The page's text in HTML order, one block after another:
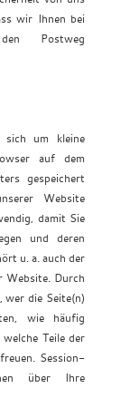
wir Ihnen bei
Postweg
sich um kleine
auf dem
gespeichert
Website
damit Sie
und deren
u. a. auch der
Website. Durch
wer die Seite(n)
wie häufig
Teile der
Session-
über Ihre